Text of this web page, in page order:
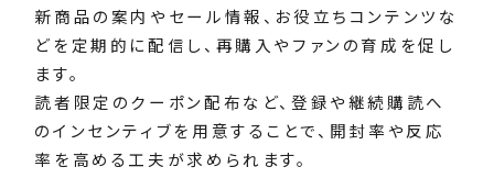
新商品の案内やセール情報、お役立ちコンテンツな
どを定期的に配信し、再購入やファンの育成を促し
ます。
読者限定のクーポン配布など、登録や継続購読へ
のインセンティブを用意することで、開封率や反応
率を高める工夫が求められます。